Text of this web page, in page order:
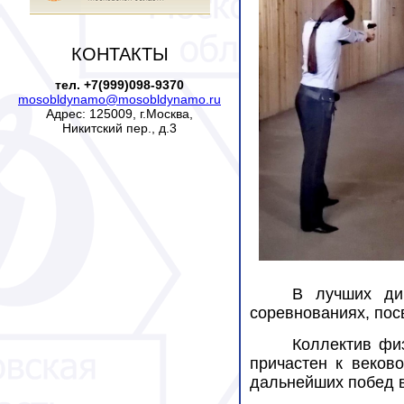
КОНТАКТЫ
тел. +7(999)098-9370
mosobldynamo@mosobldynamo.ru
Адрес: 125009, г.Москва,
Никитский пер., д.3
В лучших
соревнованиях,
Коллектив
причастен к
дальнейших побед